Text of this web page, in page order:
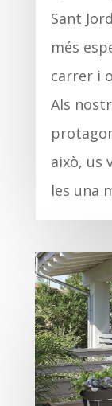
Sant
més
carrer i
Als
això, us
les una